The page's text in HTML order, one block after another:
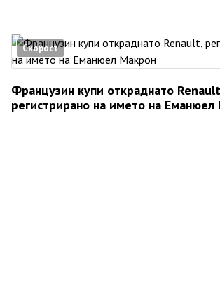
Скорост
Французин купи откраднато
регистрирано на името на Еманюел